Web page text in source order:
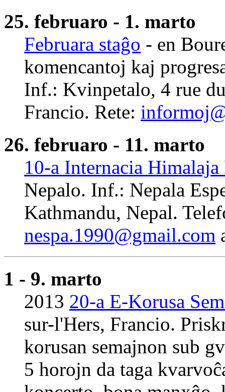
25. februaro - 1. marto
Februara staĝo - en
komencantoj kaj
Inf.: Kvinpetalo, 4 rue
Francio. Rete:
26. februaro - 11. marto
10-a Internacia
Nepalo. Inf.: Nepala
Kathmandu, Nepal.
nespa.1990@gmail.com
1 - 9. marto
2013 20-a E-Korusa
sur-l'Hers, Francio.
korusan semajnon sub
5 horojn da taga